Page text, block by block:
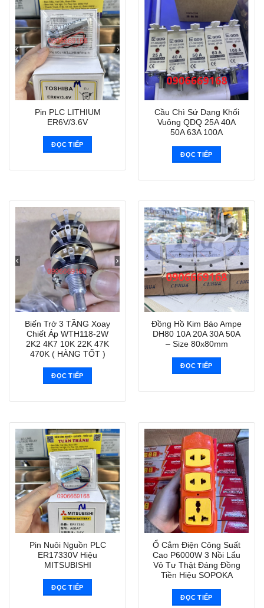
Pin PLC LITHIUM
ER6V/3.6V
ĐỌC TIẾP
Cầu Chì Sứ Dạng Khối
Vuông QDQ 25A 40A
50A 63A 100A
ĐỌC TIẾP
Biến Trở 3 TẦNG Xoay
Chiết Áp WTH118-2W
2K2 4K7 10K 22K 47K
470K ( HÀNG TỐT )
ĐỌC TIẾP
Đồng Hồ Kim Báo Ampe
DH80 10A 20A 30A 50A
– Size 80x80mm
ĐỌC TIẾP
Pin Nuôi Nguồn PLC
ER17330V Hiệu
MITSUBISHI
ĐỌC TIẾP
Ổ Cắm Điện Công Suất
Cao P6000W 3 Nồi Lẩu
Vô Tư Thật Đáng Đồng
Tiền Hiệu SOPOKA
ĐỌC TIẾP